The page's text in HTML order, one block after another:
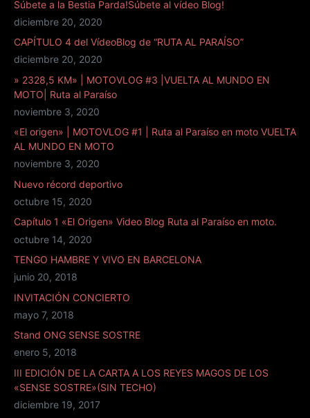
Súbete a la Bestia Parda!Súbete al vídeo Blog!
diciembre 20, 2020
CAPÍTULO 4 del VídeoBlog de “RUTA AL PARAÍSO”
diciembre 20, 2020
» 2328,5 KM» | MOTOVLOG #3 |VUELTA AL MUNDO EN
MOTO| Ruta al Paraíso
noviembre 3, 2020
«El origen» | MOTOVLOG #1 | Ruta al Paraíso en moto VUELTA
AL MUNDO EN MOTO
noviembre 3, 2020
Nuevo récord deportivo
octubre 15, 2020
Capítulo 1 «El Origen» Video Blog Ruta al Paraíso en moto.
octubre 14, 2020
TENGO HAMBRE Y VIVO EN BARCELONA
junio 20, 2018
INVITACIÓN CONCIERTO
mayo 7, 2018
Stand ONG SENSE SOSTRE
enero 5, 2018
III EDICIÓN DE LA CARTA A LOS REYES MAGOS DE LOS
«SENSE SOSTRE»(SIN TECHO)
diciembre 19, 2017